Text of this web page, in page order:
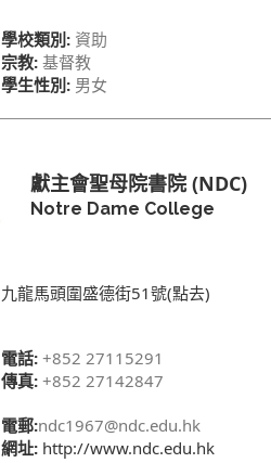
學校類別:資助
宗教:基督教
學生性別:男女
獻主會聖母院書院 (NDC)
Notre Dame College
九龍馬頭圍盛德街51號(點去)
電話:+852 27115291
傳真:+852 27142847
電郵:ndc1967@ndc.edu.hk
網址:http://www.ndc.edu.hk